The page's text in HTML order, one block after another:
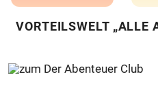
VORTEILSWELT „ALLE